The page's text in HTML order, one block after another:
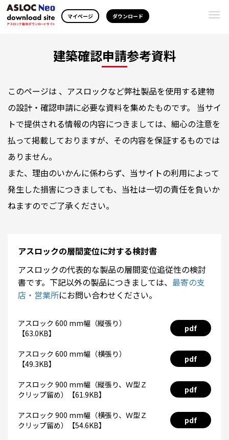
マイページ ダウンロード
建築確認申請参考資料
このページは 、アスロックなど弊社製品を使用する建物
の設計・確認申請に必要な資料を集めたものです。 当サイ
トで提供される情報の内容につきましては、細心の注意を
払って掲載しておりますが、その内容を保証するものでは
ありません。
また、理由のいかんに係わらず、当サイトの利用によって
発生した損害につきましても、当社は一切の責任を負いか
ねますのでご了承ください。
アスロックの層間変位に対する検討書
アスロックの代表的な製品の層間変位追従性の検討
書です。下記以外の製品につきましては、 最寄の支
店・営業所にお問い合わせください。
アスロック 600 mm幅（縦張り）
【63.0KB】
pdf
アスロック 600 mm幅（横張り）
【49.3KB】
pdf
アスロック 900 mm幅（縦張り、Ｗ型Ｚ
クリップ留め）【61.9KB】
pdf
アスロック 900 mm幅（横張り、Ｗ型Ｚ
クリップ留め）【54.6KB】
pdf